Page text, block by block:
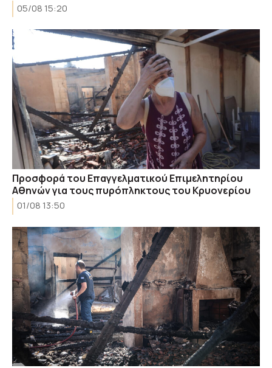
05/08 15:20
Προσφορά του Επαγγελματικού Επιμελητηρίου
Αθηνών για τους πυρόπληκτους του Κρυονερίου
01/08 13:50